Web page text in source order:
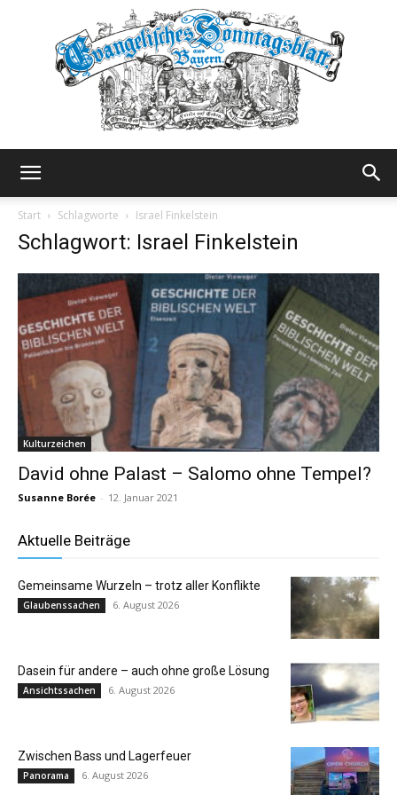
Start Schlagworte Israel Finkelstein
Schlagwort: Israel Finkelstein
Kulturzeichen
David ohne Palast – Salomo ohne Tempel?
Susanne Borée - 12. Januar 2021
Aktuelle Beiträge
Gemeinsame Wurzeln – trotz aller Konflikte
Glaubenssachen 6. August 2026
Dasein für andere – auch ohne große Lösung
Ansichtssachen 6. August 2026
Zwischen Bass und Lagerfeuer
Panorama 6. August 2026